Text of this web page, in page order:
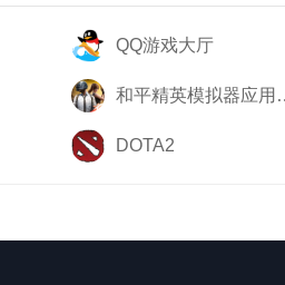
QQ游戏大厅
和平
DOTA2